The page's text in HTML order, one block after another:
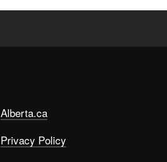
Alberta.ca
Privacy Policy